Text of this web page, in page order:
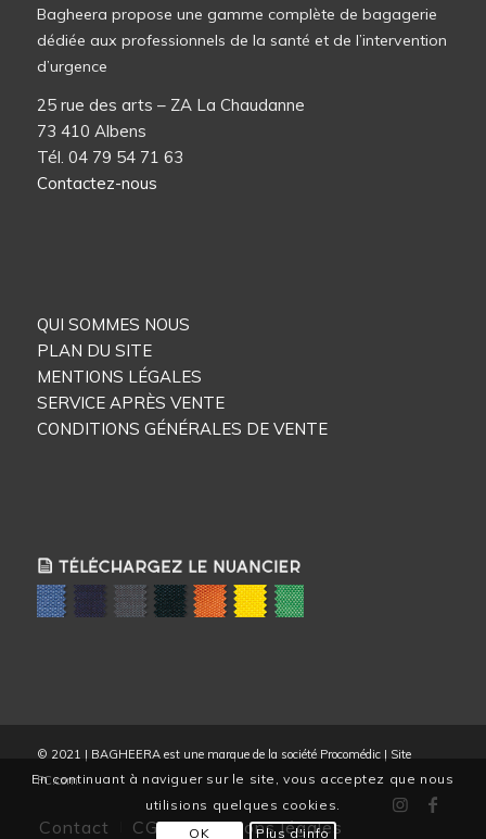
Bagheera propose une gamme complète de bagagerie
dédiée aux professionnels de la santé et de l’intervention
d’urgence
25 rue des arts – ZA La Chaudanne
73 410 Albens
Tél. 04 79 54 71 63
Contactez-nous
QUI SOMMES NOUS
PLAN DU SITE
MENTIONS LÉGALES
SERVICE APRÈS VENTE
CONDITIONS GÉNÉRALES DE VENTE
© 2021 | BAGHEERA est une marque de la société Procomédic | Site
FC.com
Contact CGV Mentions légales
En continuant à naviguer sur le site, vous acceptez que nous
utilisions quelques cookies.
OK
Plus d'info